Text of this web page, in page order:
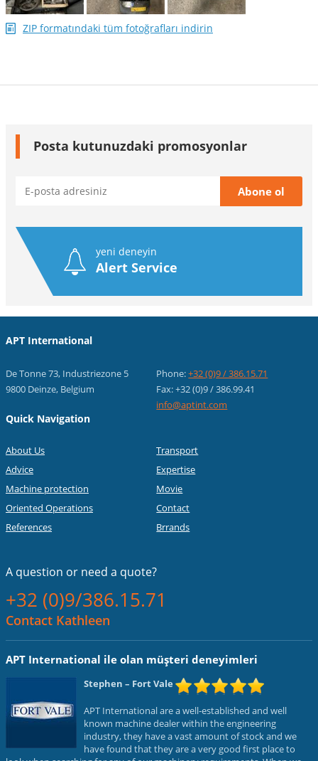
ZIP formatındaki tüm fotoğrafları indirin
Posta kutunuzdaki promosyonlar
yeni deneyin
Alert Service
APT International
De Tonne 73, Industriezone 5
9800 Deinze, Belgium
Phone:+32 (0)9 / 386.15.71
Fax: +32 (0)9 / 386.99.41
info@aptint.com
Quick Navigation
About Us
Advice
Machine protection
Oriented Operations
References
Transport
Expertise
Movie
Contact
Brrands
A question or need a quote?
+32 (0)9/386.15.71
Contact Kathleen
APT International ile olan müşteri deneyimleri
Stephen – Fort Vale
APT International are a well-established and well
known machine dealer within the engineering
industry, they have a vast amount of stock and we
have found that they are a very good first place to